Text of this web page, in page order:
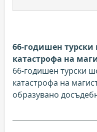
66-годишен
катастрофа на
66-годишен турски
катастрофа на
образувано